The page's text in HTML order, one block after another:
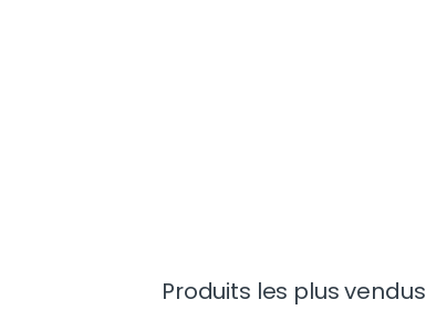
: 94.000 TND à 129.000 TND
Produits les plus vendus